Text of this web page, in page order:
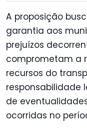
A proposição
garantia aos
prejuízos
comprometam a
recursos do
responsabilidade
de
ocorridas no